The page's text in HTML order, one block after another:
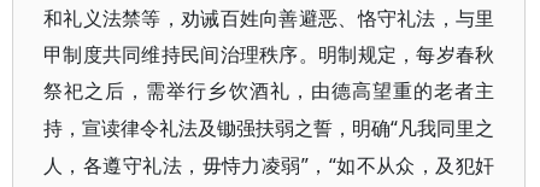
和礼义法禁等，劝诫百姓向善避恶、恪守礼法，与里
甲制度共同维持民间治理秩序。明制规定，每岁春秋
祭祀之后，需举行乡饮酒礼，由德高望重的老者主
持，宣读律令礼法及锄强扶弱之誓，明确“凡我同里之
人，各遵守礼法，毋恃力凌弱”，“如不从众，及犯奸